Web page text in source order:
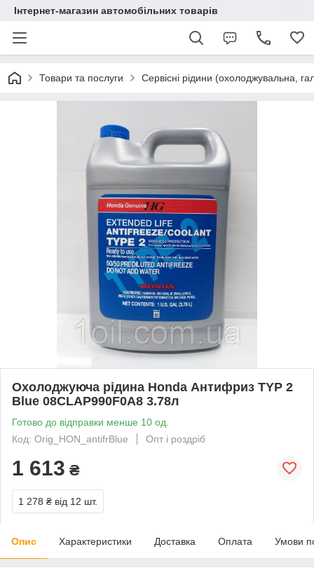
Інтернет-магазин автомобільних товарів
Товари та послуги Сервісні рідини (охолоджувальна,
Охолоджуюча рідина Honda Антифриз TYP 2
Blue 08CLAP990F0A8 3.78л
Готово до відправки менше 10 од.
Код: Orig_HON_antifrBlue
Опт і роздріб
1 613 ₴
1 278 ₴ від 12 шт.
Опис Характеристики Доставка Оплата Умови